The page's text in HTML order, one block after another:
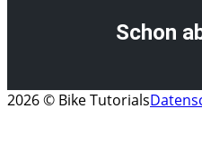
Schon
2026 © Bike Tutorials